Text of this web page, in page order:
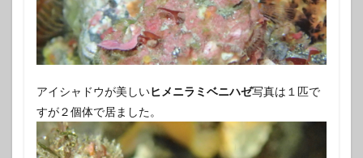
アイシャドウが美しいヒメニラミベニハゼ写真は１匹で
すが２個体で居ました。